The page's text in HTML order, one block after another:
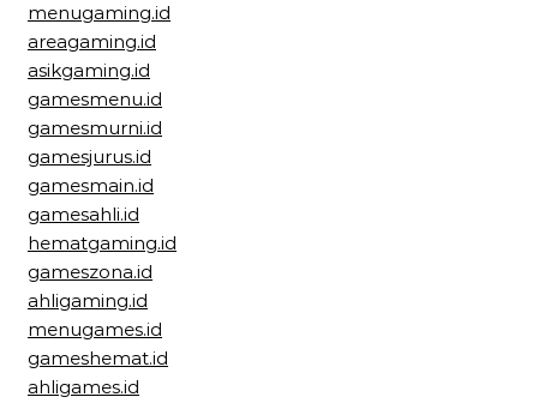
menugaming.id
areagaming.id
asikgaming.id
gamesmenu.id
gamesmurni.id
gamesjurus.id
gamesmain.id
gamesahli.id
hematgaming.id
gameszona.id
ahligaming.id
menugames.id
gameshemat.id
ahligames.id